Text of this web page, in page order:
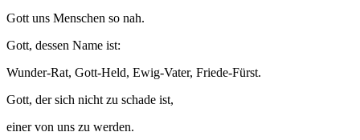
Gott uns Menschen so nah.
Gott, dessen Name ist:
Wunder-Rat, Gott-Held, Ewig-Vater, Friede-Fürst.
Gott, der sich nicht zu schade ist,
einer von uns zu werden.